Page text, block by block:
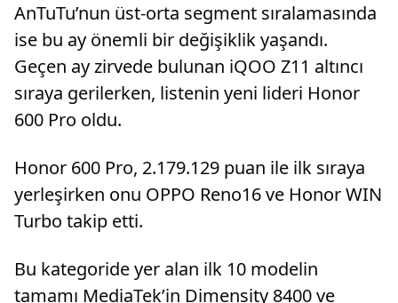
AnTuTu’nun üst-orta segment sıralamasında
ise bu ay önemli bir değişiklik yaşandı.
Geçen ay zirvede bulunan iQOO Z11 altıncı
sıraya gerilerken, listenin yeni lideri Honor
600 Pro oldu.
Honor 600 Pro, 2.179.129 puan ile ilk sıraya
yerleşirken onu OPPO Reno16 ve Honor WIN
Turbo takip etti.
Bu kategoride yer alan ilk 10 modelin
tamamı MediaTek’in Dimensity 8400 ve